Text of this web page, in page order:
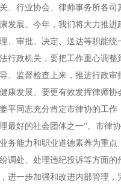
、行业协会、律师事务所各司
发展。今年，我们将大力推进
、审批、决定、送达等职能统
行政机关，要把工作重心调整
、监督检查上来，推进行政审
康发展。要更有效发挥律师协
平同志充分肯定市律协的工作
最好的社会团体之一”。市律
务能力和职业道德素养为重点
调处、处理违纪投诉等方面的
进一步加强和改进内部管理，